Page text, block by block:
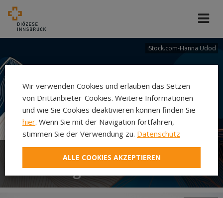
iStock.com-Hanna Udod
Abteilung Ehe und Familie
Wir verwenden Cookies und erlauben das Setzen
von Drittanbieter-Cookies. Weitere Informationen
und wie Sie Cookies deaktivieren können finden Sie
hier. Wenn Sie mit der Navigation fortfahren,
stimmen Sie der Verwendung zu. Datenschutz
ALLE COOKIES AKZEPTIEREN